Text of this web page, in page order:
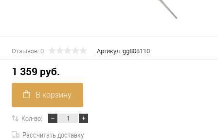
Отзывов: 0 Артикул: gg808110
1 359 руб.
В корзину
Кол-во:
Рассчитать доставку